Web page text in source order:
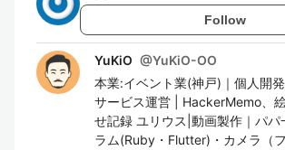
Follow
YuKiO @YuKiO-OO
本業:イベント業(神戸)｜個人開
サービス運営 | HackerMemo、
せ記録 ユリウス|動画製作｜パパ
ラム(Ruby・Flutter)・カメラ（